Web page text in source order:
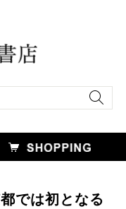
では初となる